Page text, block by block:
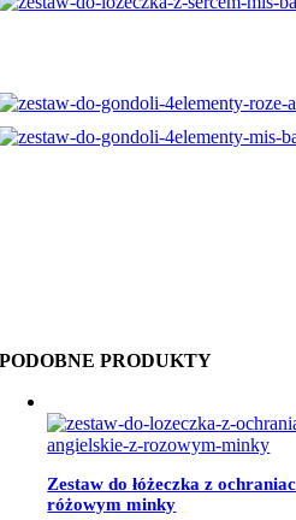
PODOBNE PRODUKTY
Zestaw do łóżeczka z
różowym minky